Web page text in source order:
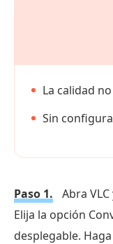
La calidad
Sin
Paso 1.
Abra
Elija la opción
desplegable.